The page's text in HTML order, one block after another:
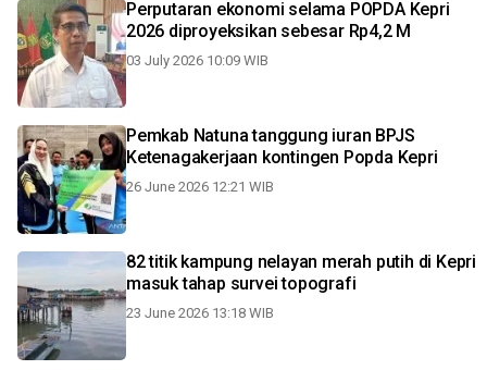
Perputaran ekonomi selama POPDA Kepri
2026 diproyeksikan sebesar Rp4,2 M
03 July 2026 10:09 WIB
Pemkab Natuna tanggung iuran BPJS
Ketenagakerjaan kontingen Popda Kepri
26 June 2026 12:21 WIB
82 titik kampung nelayan merah putih di Kepri
masuk tahap survei topografi
23 June 2026 13:18 WIB